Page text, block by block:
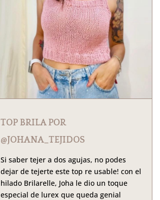
TOP BRILA POR
@JOHANA_TEJIDOS
Si saber tejer a dos agujas, no podes
dejar de tejerte este top re usable! con el
hilado Brilarelle, Joha le dio un toque
especial de lurex que queda genial